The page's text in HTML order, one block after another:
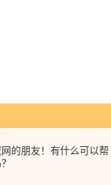
的朋友！有什么可以帮